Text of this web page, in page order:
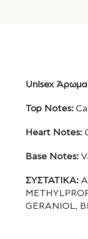
Unisex Άρωμα
Top Notes:
Heart Notes:
Base Notes:
ΣΥΣΤΑΤΙΚΑ:
GERANIOL,